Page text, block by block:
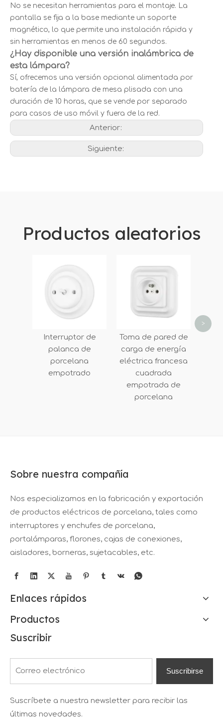
No se necesitan herramientas para el montaje. La
pantalla se fija a la base mediante un soporte
magnético, lo que permite una instalación rápida y
sin herramientas en menos de 60 segundos.
¿Hay disponible una versión inalámbrica de
esta lámpara?
Sí, ofrecemos una versión opcional alimentada por
batería de la lámpara de mesa plisada con una
duración de 10 horas, que se vende por separado
para casos de uso móvil y fuera de la red.
Anterior:
Siguiente:
Productos aleatorios
Interruptor de
palanca de
porcelana
empotrado
Toma de pared de
carga de energía
eléctrica francesa
cuadrada
empotrada de
porcelana
>
Sobre nuestra compañía
Nos especializamos en la fabricación y exportación
de productos eléctricos de porcelana, tales como
interruptores y enchufes de porcelana,
portalámparas, florones, cajas de conexiones,
aisladores, borneras, sujetacables, etc.
Enlaces rápidos
Productos
Suscribir
Suscribirse
Suscríbete a nuestra newsletter para recibir las
últimas novedades.